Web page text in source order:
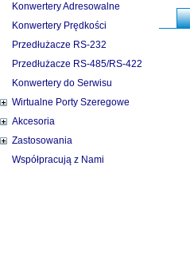
Konwertery Adresowalne
Konwertery Prędkości
Przedłużacze RS-232
Przedłużacze RS-485/RS-422
Konwertery do Serwisu
Wirtualne Porty Szeregowe
Akcesoria
Zastosowania
Współpracują z Nami